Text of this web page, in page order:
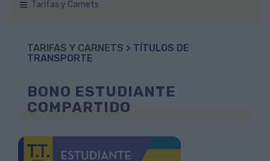
Tarifas y Carnets
TARIFAS Y CARNETS > TÍTULOS DE
TRANSPORTE
BONO ESTUDIANTE
COMPARTIDO